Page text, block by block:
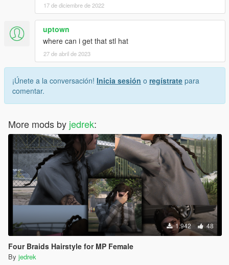
17 de diciembre de 2022
uptown
where can i get that stl hat
27 de abril de 2023
¡Únete a la conversación! Inicia sesión o regístrate para
comentar.
More mods by jedrek:
1.942 48
Four Braids Hairstyle for MP Female
By jedrek